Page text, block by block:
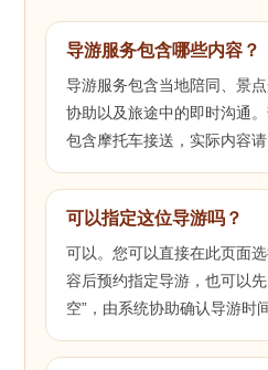
导游服务包含哪些内容？
导游服务包含当地陪同、景
协助以及旅途中的即时沟通
包含摩托车接送，实际内容请
可以指定这位导游吗？
可以。您可以直接在此页面
容后预约指定导游，也可以
空”，由系统协助确认导游时间